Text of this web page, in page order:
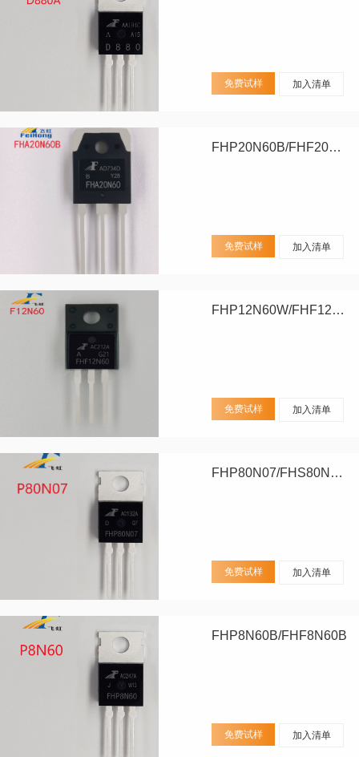
免费试样 加入清单
FHP20N60B/FHF20N60B/FHA20N60B
免费试样 加入清单
FHP12N60W/FHF12N60W
免费试样 加入清单
FHP80N07/FHS80N07/FHD80N07
免费试样 加入清单
FHP8N60B/FHF8N60B
免费试样 加入清单